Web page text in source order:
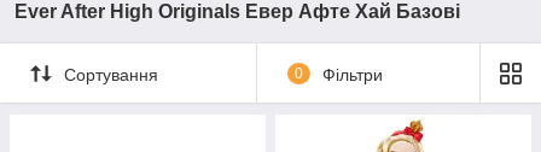
Ever After High Originals Евер Афте Хай Базові
Сортування 0 Фільтри